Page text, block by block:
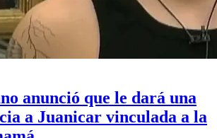
anunció que le dará una
a Juanicar vinculada a la